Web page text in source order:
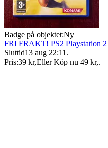
Badge på objektet:Ny
FRI FRAKT! PS2 Playstation
Sluttid13 aug 22:11 .
Pris:39 kr,Eller Köp nu 49 kr,.